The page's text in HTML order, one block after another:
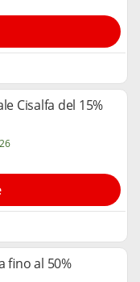
Cisalfa del 15%
fino al 50%